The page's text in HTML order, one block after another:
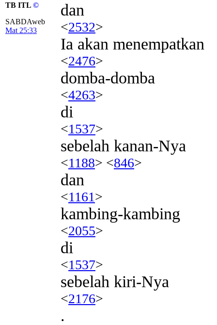
TB ITL ©
SABDAweb
Mat 25:33
dan
<2532>
Ia akan menempatkan
<2476>
domba-domba
<4263>
di
<1537>
sebelah kanan-Nya
<1188> <846>
dan
<1161>
kambing-kambing
<2055>
di
<1537>
sebelah kiri-Nya
<2176>
.